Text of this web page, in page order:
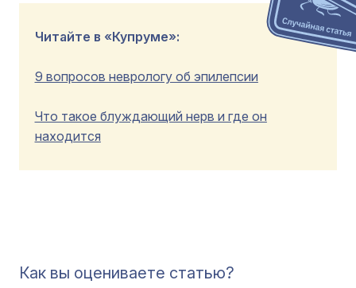
Читайте в «Купруме»:
9 вопросов неврологу об эпилепсии
Что такое блуждающий нерв и где он
находится
Как вы оцениваете статью?